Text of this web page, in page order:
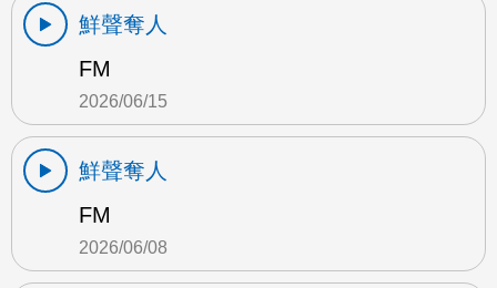
鮮聲奪人
FM
2026/06/15
鮮聲奪人
FM
2026/06/08